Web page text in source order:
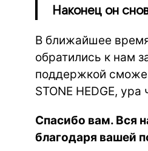
Наконец он
В ближайшее
обратились к нам
поддержкой
STONE HEDGE,
Спасибо вам. Вся
благодаря вашей